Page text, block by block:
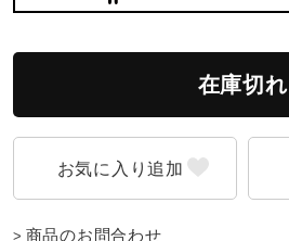
ウィンタースポーツ
ワーキング
在庫切れ
商品のお問合わせ